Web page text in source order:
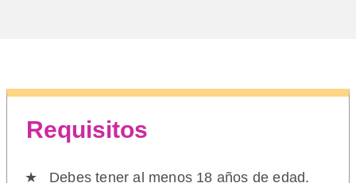
Requisitos
Debes tener al menos 18 años de edad.